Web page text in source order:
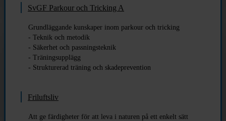
SvGF Parkour och Tricking A
Grundläggande kunskaper inom parkour och tricking
- Teknik och metodik
- Säkerhet och passningsteknik
- Träningsupplägg
- Strukturerad träning och skadeprevention
Friluftsliv
Att ge färdigheter för att leva i naturen på ett enkelt sätt